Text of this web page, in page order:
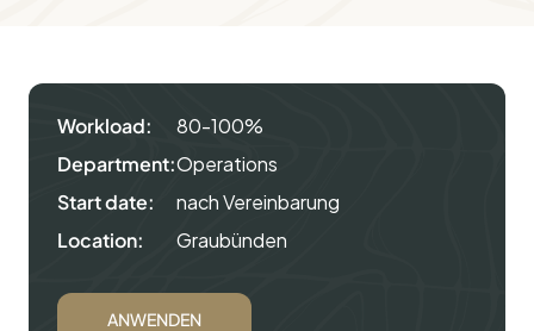
Workload:
80-100%
Department:Operations
Start date:
nach Vereinbarung
Location:
Graubünden
ANWENDEN